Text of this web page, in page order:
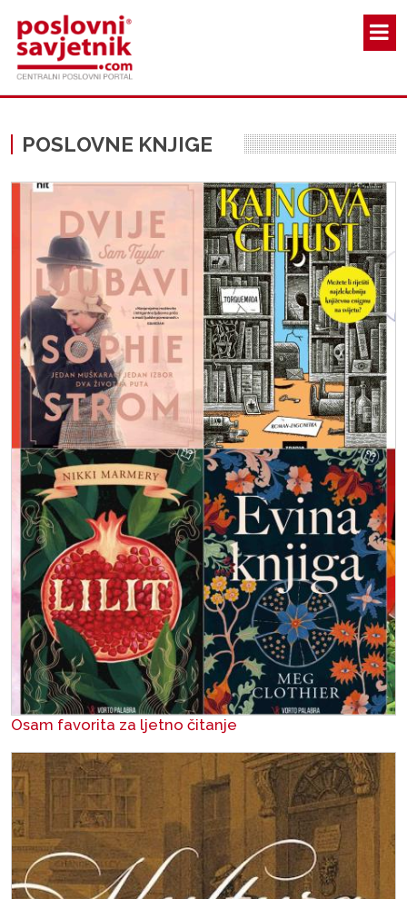
POSLOVNE KNJIGE
Osam favorita za ljetno čitanje